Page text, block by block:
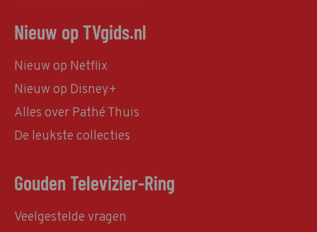
Nieuw op TVgids.nl
Nieuw op Netflix
Nieuw op Disney+
Alles over Pathé Thuis
De leukste collecties
Gouden Televizier-Ring
Veelgestelde vragen